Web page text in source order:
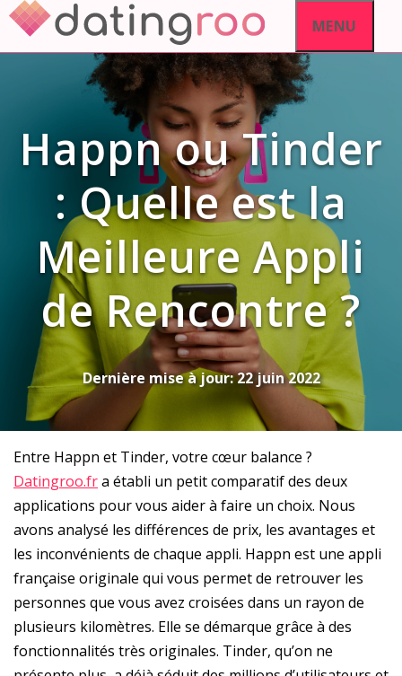
Aller
contenu
MENU
Happn ou Tinder
: Quelle est la
Meilleure Appli
de Rencontre ?
Dernière mise à jour:22 juin 2022
Entre Happn et Tinder, votre cœur balance ?
Datingroo.fra établi un petit comparatif des deux
applications pour vous aider à faire un choix. Nous
avons analysé les différences de prix, les avantages et
les inconvénients de chaque appli. Happn est une appli
française originale qui vous permet de retrouver les
personnes que vous avez croisées dans un rayon de
plusieurs kilomètres. Elle se démarque grâce à des
fonctionnalités très originales. Tinder, qu’on ne